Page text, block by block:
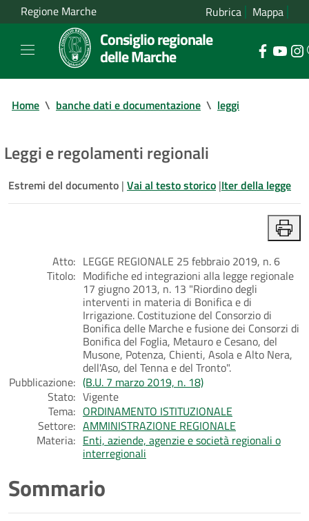
Regione Marche Rubrica Mappa
Consiglio regionale
delle Marche
Home \ banche dati e documentazione \ leggi
Leggi e regolamenti regionali
Estremi del documento | Vai al testo storico |Iter della legge
Atto: LEGGE REGIONALE 25 febbraio 2019, n. 6
Titolo: Modifiche ed integrazioni alla legge regionale
17 giugno 2013, n. 13 "Riordino degli
interventi in materia di Bonifica e di
Irrigazione. Costituzione del Consorzio di
Bonifica delle Marche e fusione dei Consorzi di
Bonifica del Foglia, Metauro e Cesano, del
Musone, Potenza, Chienti, Asola e Alto Nera,
dell'Aso, del Tenna e del Tronto".
Pubblicazione: (B.U. 7 marzo 2019, n. 18)
Stato: Vigente
Tema: ORDINAMENTO ISTITUZIONALE
Settore: AMMINISTRAZIONE REGIONALE
Materia: Enti, aziende, agenzie e società regionali o
interregionali
Sommario